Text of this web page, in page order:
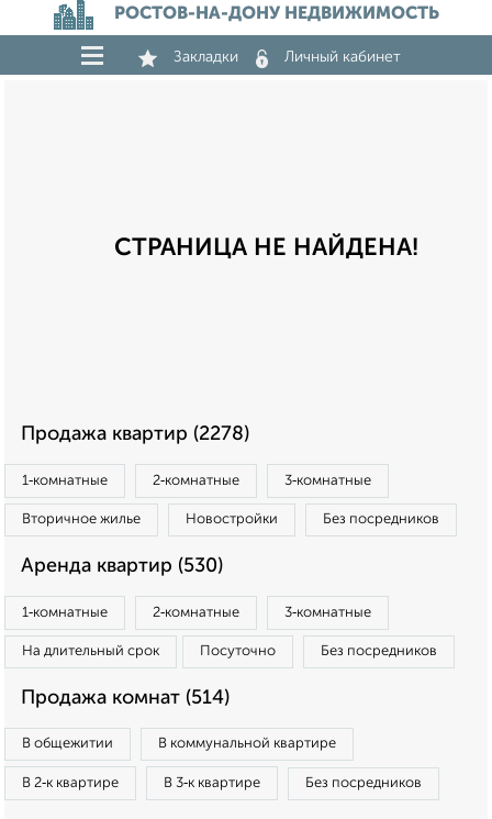
РОСТОВ-НА-ДОНУ НЕДВИЖИМОСТЬ
Закладки Личный кабинет
СТРАНИЦА НЕ НАЙДЕНА!
Продажа квартир (2278)
1‑комнатные 2‑комнатные 3‑комнатные
Вторичное жилье Новостройки Без посредников
Аренда квартир (530)
1‑комнатные 2‑комнатные 3‑комнатные
На длительный срок Посуточно Без посредников
Продажа комнат (514)
В общежитии В коммунальной квартире
В 2‑к квартире В 3‑к квартире Без посредников